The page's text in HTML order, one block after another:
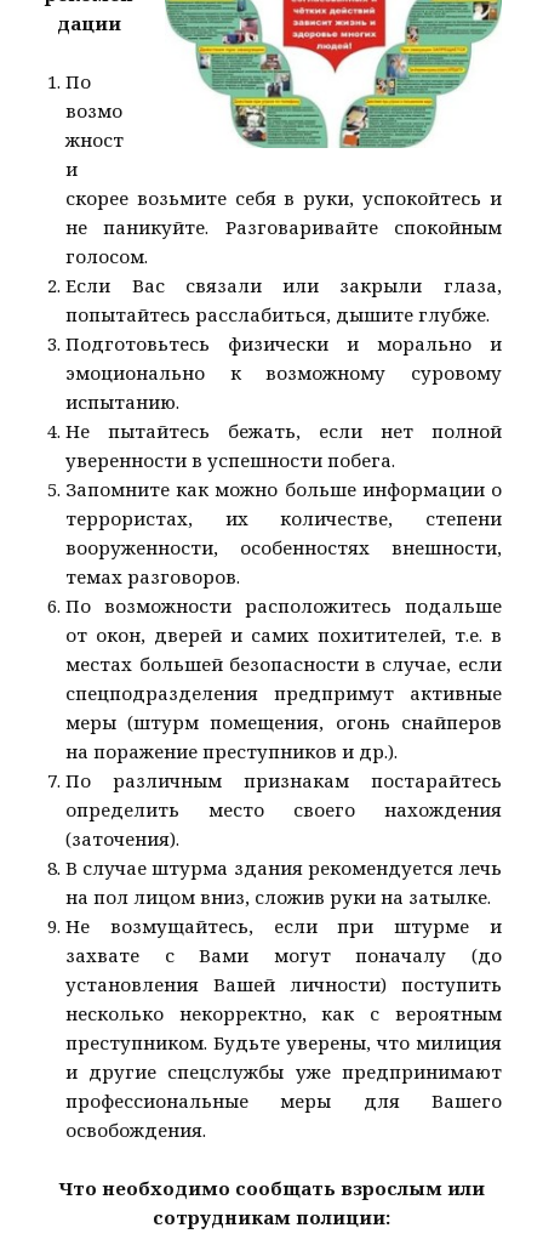
дации
По
возмо
жност
и
скорее возьмите себя в руки, успокойтесь и
не паникуйте. Разговаривайте спокойным
голосом.
Если Вас связали или закрыли глаза,
попытайтесь расслабиться, дышите глубже.
Подготовьтесь физически и морально и
эмоционально к возможному суровому
испытанию.
Не пытайтесь бежать, если нет полной
уверенности в успешности побега.
Запомните как можно больше информации о
террористах, их количестве, степени
вооруженности, особенностях внешности,
темах разговоров.
По возможности расположитесь подальше
от окон, дверей и самих похитителей, т.е. в
местах большей безопасности в случае, если
спецподразделения предпримут активные
меры (штурм помещения, огонь снайперов
на поражение преступников и др.).
По различным признакам постарайтесь
определить место своего нахождения
(заточения).
В случае штурма здания рекомендуется лечь
на пол лицом вниз, сложив руки на затылке.
Не возмущайтесь, если при штурме и
захвате с Вами могут поначалу (до
установления Вашей личности) поступить
несколько некорректно, как с вероятным
преступником. Будьте уверены, что милиция
и другие спецслужбы уже предпринимают
профессиональные меры для Вашего
освобождения.
Что необходимо сообщать взрослым или
сотрудникам полиции: